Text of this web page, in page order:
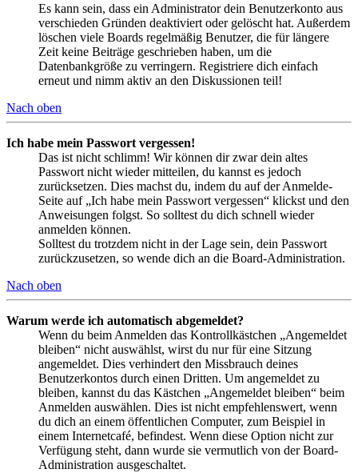
Es kann sein, dass ein Administrator dein Benutzerkonto aus
verschieden Gründen deaktiviert oder gelöscht hat. Außerdem
löschen viele Boards regelmäßig Benutzer, die für längere
Zeit keine Beiträge geschrieben haben, um die
Datenbankgröße zu verringern. Registriere dich einfach
erneut und nimm aktiv an den Diskussionen teil!
Nach oben
Ich habe mein Passwort vergessen!
Das ist nicht schlimm! Wir können dir zwar dein altes
Passwort nicht wieder mitteilen, du kannst es jedoch
zurücksetzen. Dies machst du, indem du auf der Anmelde-
Seite auf „Ich habe mein Passwort vergessen“ klickst und den
Anweisungen folgst. So solltest du dich schnell wieder
anmelden können.
Solltest du trotzdem nicht in der Lage sein, dein Passwort
zurückzusetzen, so wende dich an die Board-Administration.
Nach oben
Warum werde ich automatisch abgemeldet?
Wenn du beim Anmelden das Kontrollkästchen „Angemeldet
bleiben“ nicht auswählst, wirst du nur für eine Sitzung
angemeldet. Dies verhindert den Missbrauch deines
Benutzerkontos durch einen Dritten. Um angemeldet zu
bleiben, kannst du das Kästchen „Angemeldet bleiben“ beim
Anmelden auswählen. Dies ist nicht empfehlenswert, wenn
du dich an einem öffentlichen Computer, zum Beispiel in
einem Internetcafé, befindest. Wenn diese Option nicht zur
Verfügung steht, dann wurde sie vermutlich von der Board-
Administration ausgeschaltet.